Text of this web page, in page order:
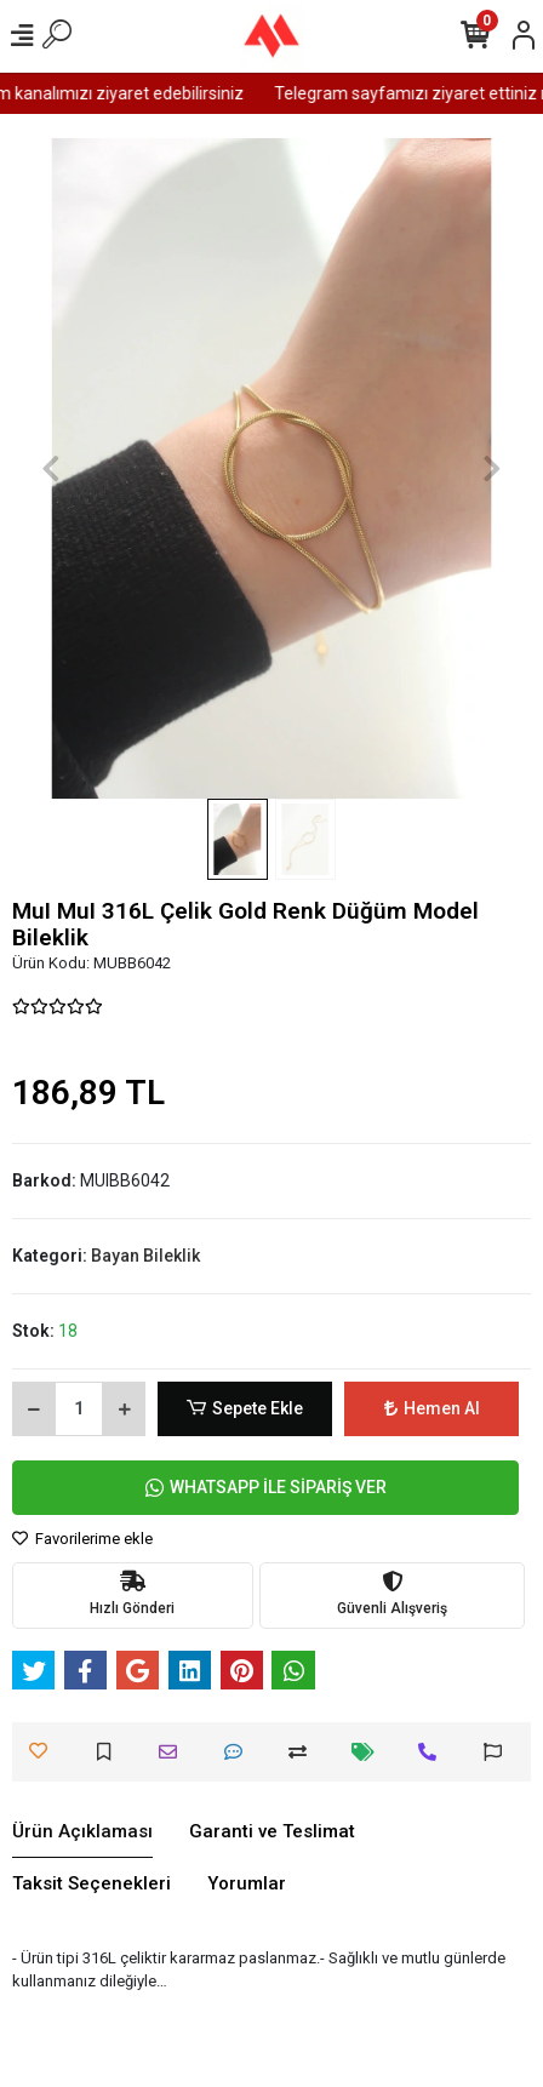
ziyaret edebilirsiniz Telegram sayfamızı ziyaret ettiniz
0
MuI MuI 316L Çelik Gold Renk Düğüm Model
Bileklik
Ürün Kodu: MUBB6042
186,89 TL
Barkod: MUIBB6042
Kategori: Bayan Bileklik
Stok: 18
Sepete Ekle Hemen Al
WHATSAPP İLE SİPARİŞ VER
Favorilerime ekle
Hızlı Gönderi Güvenli Alışveriş
Ürün Açıklaması Garanti ve Teslimat
Taksit Seçenekleri Yorumlar
- Ürün tipi 316L çeliktir kararmaz paslanmaz.- Sağlıklı ve mutlu günlerde
kullanmanız dileğiyle…